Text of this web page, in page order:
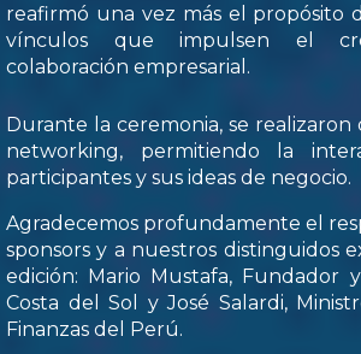
reafirmó una vez más el propósito
vínculos que impulsen el
colaboración empresarial.
Durante la ceremonia, se realizaron
networking, permitiendo la
participantes y sus ideas de negocio.
Agradecemos profundamente el
sponsors y a nuestros distinguidos
edición: Mario Mustafa, Fundador
Costa del Sol y José Salardi,
Finanzas del Perú.